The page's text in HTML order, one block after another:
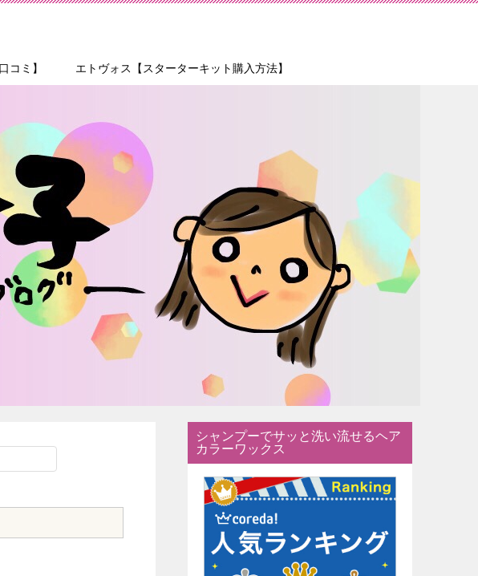
コミ】 エトヴォス【スターターキット購入方法】
シャンプーでサッと洗い流せるヘア
カラーワックス